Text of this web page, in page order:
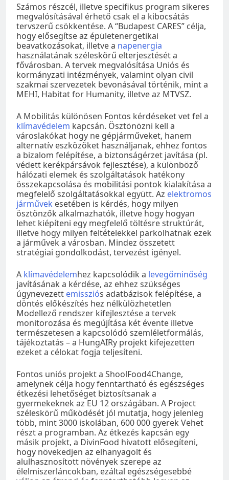
Számos részcél, illetve specifikus program sikeres
megvalósításával érhető csak el a kibocsátás
tervszerű csökkentése. A “Budapest CARES” célja,
hogy elősegítse az épületenergetikai
beavatkozásokat, illetve a napenergia
használatának széleskörű elterjesztését a
fővárosban. A tervek megvalósítása Uniós és
kormányzati intézmények, valamint olyan civil
szakmai szervezetek bevonásával történik, mint a
MEHI, Habitat for Humanity, illetve az MTVSZ.
A Mobilitás különösen Fontos kérdéseket vet fel a
klímavédelem kapcsán. Ösztönözni kell a
városlakókat hogy ne gépjárműveket, hanem
alternatív eszközöket használjanak, ehhez fontos
a bizalom felépítése, a biztonságérzet javítása (pl.
védett kerékpársávok fejlesztése), a különböző
hálózati elemek és szolgáltatások hatékony
összekapcsolása és mobilitási pontok kialakítása a
megfelelő szolgáltatásokkal együtt. Az elektromos
járművek esetében is kérdés, hogy milyen
ösztönzők alkalmazhatók, illetve hogy hogyan
lehet kiépíteni egy megfelelő töltésre struktúrát,
illetve hogy milyen feltételekkel parkolhatnak ezek
a járművek a városban. Mindez összetett
stratégiai gondolkodást, tervezést igényel.
A klímavédelemhez kapcsolódik a levegőminőség
javításának a kérdése, az ehhez szükséges
úgynevezett emissziós adatbázisok felépítése, a
döntés előkészítés hez nélkülözhetetlen
Modellező rendszer kifejlesztése a tervek
monitorozása és megújítása két évente illetve
természetesen a kapcsolódó szemléletformálás,
tájékoztatás – a HungAIRy projekt kifejezetten
ezeket a célokat fogja teljesíteni.
Fontos uniós projekt a ShoolFood4Change,
amelynek célja hogy fenntartható és egészséges
étkezési lehetőséget biztosítsanak a
gyermekeknek az EU 12 országában. A Project
széleskörű működését jól mutatja, hogy jelenleg
több, mint 3000 iskolában, 600 000 gyerek Vehet
részt a programban. Az étkezés kapcsán egy
másik projekt, a DivinFood hivatott elősegíteni,
hogy növekedjen az elhanyagolt és
alulhasznosított növények szerepe az
élelmiszerláncokban, ezáltal egészségesebbé